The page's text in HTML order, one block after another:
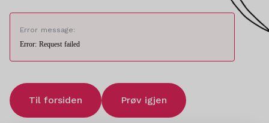
Error message:
Error: Request failed
Til forsiden Prøv igjen